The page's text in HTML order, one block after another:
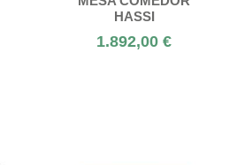
HASSI
1.892,00 €